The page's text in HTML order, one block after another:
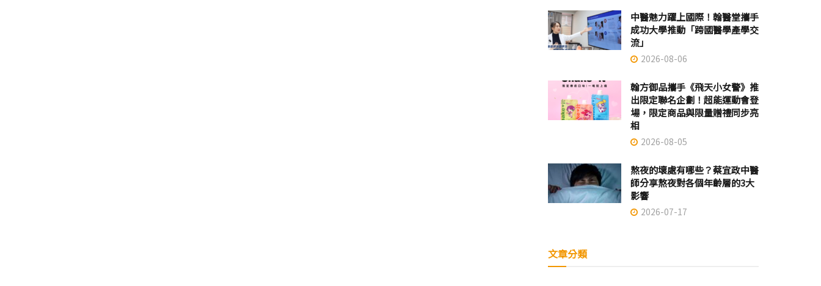
中醫魅力躍上國際！翰醫堂攜手
成功大學推動「跨國醫學產學交
流」
2026-08-06
翰方御品攜手《飛天小女警》推
出限定聯名企劃！超能運動會登
場，限定商品與限量贈禮同步亮
相
2026-08-05
熬夜的壞處有哪些？蔡宜政中醫
師分享熬夜對各個年齡層的3大
影響
2026-07-17
文章分類